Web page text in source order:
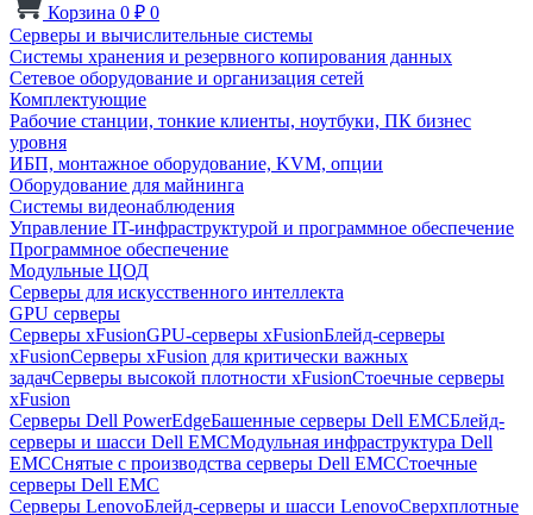
Корзина 0 ₽ 0
Серверы и вычислительные системы
Системы хранения и резервного копирования данных
Сетевое оборудование и организация сетей
Комплектующие
Рабочие станции, тонкие клиенты, ноутбуки, ПК бизнес
уровня
ИБП, монтажное оборудование, KVM, опции
Оборудование для майнинга
Системы видеонаблюдения
Управление IT-инфраструктурой и программное обеспечение
Программное обеспечение
Модульные ЦОД
Серверы для искусственного интеллекта
GPU серверы
Серверы xFusionGPU-серверы xFusionБлейд-серверы
xFusionСерверы xFusion для критически важных
задачСерверы высокой плотности xFusionСтоечные серверы
xFusion
Серверы Dell PowerEdgeБашенные серверы Dell EMCБлейд-
серверы и шасси Dell EMCМодульная инфраструктура Dell
EMCСнятые с производства серверы Dell EMCСтоечные
серверы Dell EMC
Серверы LenovoБлейд-серверы и шасси LenovoСверхплотные